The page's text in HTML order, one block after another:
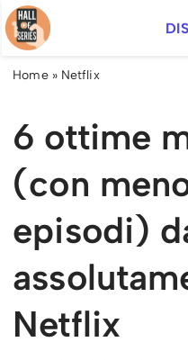
Vai
al
Home» Netflix
6 ottime
(con
episodi)
Netflix